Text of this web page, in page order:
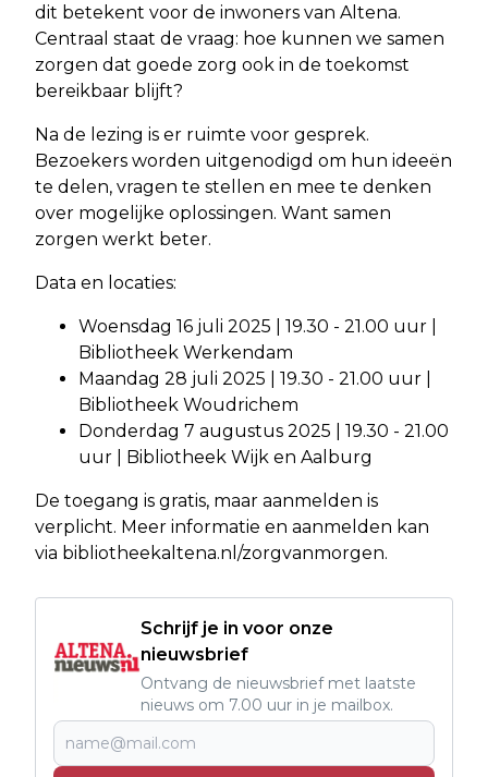
dit betekent voor de inwoners van Altena.
Centraal staat de vraag: hoe kunnen we samen
zorgen dat goede zorg ook in de toekomst
bereikbaar blijft?
Na de lezing is er ruimte voor gesprek.
Bezoekers worden uitgenodigd om hun ideeën
te delen, vragen te stellen en mee te denken
over mogelijke oplossingen. Want samen
zorgen werkt beter.
Data en locaties:
Woensdag 16 juli 2025 | 19.30 - 21.00 uur |
Bibliotheek Werkendam
Maandag 28 juli 2025 | 19.30 - 21.00 uur |
Bibliotheek Woudrichem
Donderdag 7 augustus 2025 | 19.30 - 21.00
uur | Bibliotheek Wijk en Aalburg
De toegang is gratis, maar aanmelden is
verplicht. Meer informatie en aanmelden kan
via bibliotheekaltena.nl/zorgvanmorgen.
Schrijf je in voor onze
nieuwsbrief
Ontvang de nieuwsbrief met laatste
nieuws om 7.00 uur in je mailbox.